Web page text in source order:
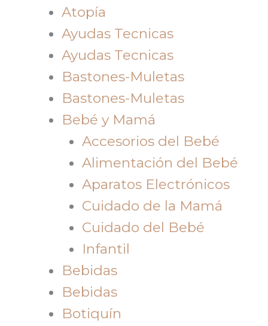
Atopía
Ayudas Tecnicas
Ayudas Tecnicas
Bastones-Muletas
Bastones-Muletas
Bebé y Mamá
Accesorios del Bebé
Alimentación del Bebé
Aparatos Electrónicos
Cuidado de la Mamá
Cuidado del Bebé
Infantil
Bebidas
Bebidas
Botiquín